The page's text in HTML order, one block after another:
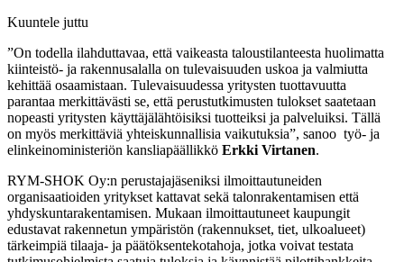
Kuuntele juttu
”On todella ilahduttavaa, että vaikeasta taloustilanteesta huolimatta
kiinteistö- ja rakennusalalla on tulevaisuuden uskoa ja valmiutta
kehittää osaamistaan. Tulevaisuudessa yritysten tuottavuutta
parantaa merkittävästi se, että perustutkimusten tulokset saatetaan
nopeasti yritysten käyttäjälähtöisiksi tuotteiksi ja palveluiksi. Tällä
on myös merkittäviä yhteiskunnallisia vaikutuksia”, sanoo työ- ja
elinkeinoministeriön kansliapäällikkö Erkki Virtanen.
RYM-SHOK Oy:n perustajajäseniksi ilmoittautuneiden
organisaatioiden yritykset kattavat sekä talonrakentamisen että
yhdyskuntarakentamisen. Mukaan ilmoittautuneet kaupungit
edustavat rakennetun ympäristön (rakennukset, tiet, ulkoalueet)
tärkeimpiä tilaaja- ja päätöksentekotahoja, jotka voivat testata